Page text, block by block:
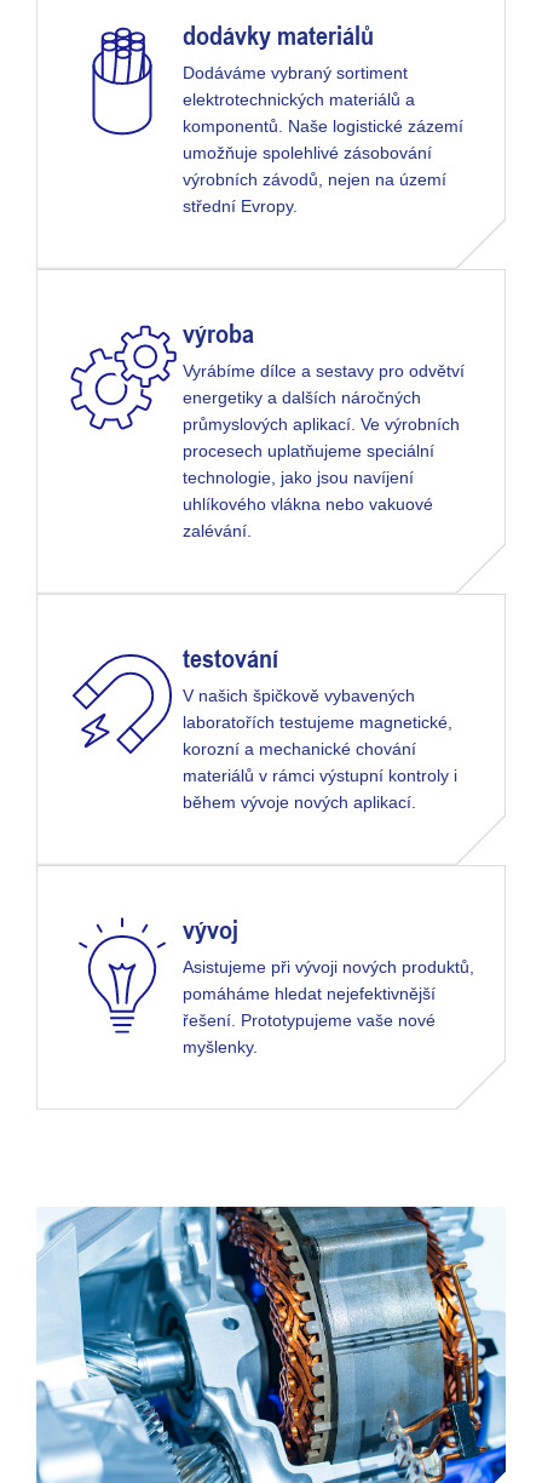
dodávky materiálů
Dodáváme vybraný sortiment
elektrotechnických materiálů a
komponentů. Naše logistické zázemí
umožňuje spolehlivé zásobování
výrobních závodů, nejen na území
střední Evropy.
výroba
Vyrábíme dílce a sestavy pro odvětví
energetiky a dalších náročných
průmyslových aplikací. Ve výrobních
procesech uplatňujeme speciální
technologie, jako jsou navíjení
uhlíkového vlákna nebo vakuové
zalévání.
testování
V našich špičkově vybavených
laboratořích testujeme magnetické,
korozní a mechanické chování
materiálů v rámci výstupní kontroly i
během vývoje nových aplikací.
vývoj
Asistujeme při vývoji nových produktů,
pomáháme hledat nejefektivnější
řešení. Prototypujeme vaše nové
myšlenky.